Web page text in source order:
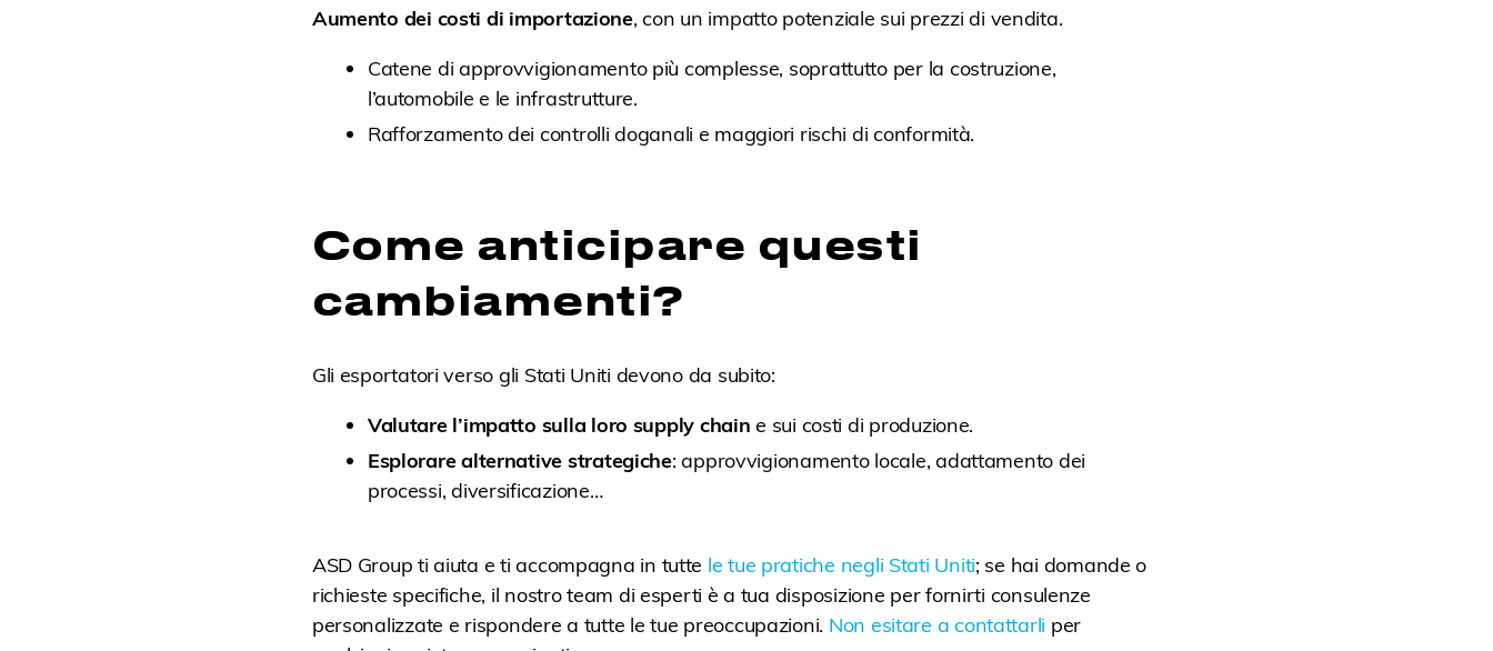
Aumento dei costi di importazione, con un impatto potenziale sui prezzi di vendita.
Catene di approvvigionamento più complesse, soprattutto per la costruzione,
l’automobile e le infrastrutture.
Rafforzamento dei controlli doganali e maggiori rischi di conformità.
Come anticipare questi
cambiamenti?
Gli esportatori verso gli Stati Uniti devono da subito:
Valutare l’impatto sulla loro supply chain e sui costi di produzione.
Esplorare alternative strategiche: approvvigionamento locale, adattamento dei
processi, diversificazione…
ASD Group ti aiuta e ti accompagna in tutte le tue pratiche negli Stati Uniti; se hai domande o
richieste specifiche, il nostro team di esperti è a tua disposizione per fornirti consulenze
personalizzate e rispondere a tutte le tue preoccupazioni. Non esitare a contattarli per